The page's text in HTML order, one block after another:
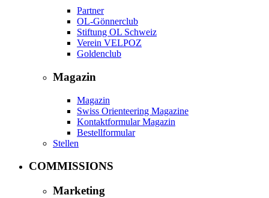
Partner
OL-Gönnerclub
Stiftung OL Schweiz
Verein VELPOZ
Goldenclub
Magazin
Magazin
Swiss Orienteering Magazine
Kontaktformular Magazin
Bestellformular
Stellen
COMMISSIONS
Marketing